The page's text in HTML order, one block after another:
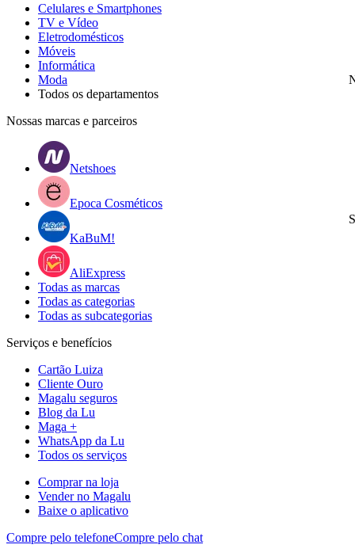
Celulares e Smartphones
TV e Vídeo
Eletrodomésticos
Móveis
Informática
Moda
Todos os departamentos
Nossas marcas e parceiros
Netshoes
Epoca Cosméticos
KaBuM!
AliExpress
Todas as marcas
Todas as categorias
Todas as subcategorias
Serviços e benefícios
Cartão Luiza
Cliente Ouro
Magalu seguros
Blog da Lu
Maga +
WhatsApp da Lu
Todos os serviços
Comprar na loja
Vender no Magalu
Baixe o aplicativo
Compre pelo telefoneCompre pelo chat